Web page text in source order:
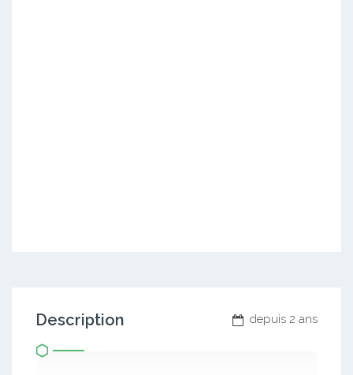
depuis 2 ans
Description